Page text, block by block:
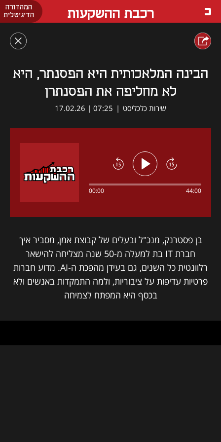
המהדורה
הדיגיטלית
רכבת ההשקעות
הבינה המלאכותית היא הפסנתר, היא
לא מחליפה את הפסנתרן
שירות כלכליסט |
07:25 | 17.02.26
44:00
00:00
בן פסטרנק, מנכ"ל ובעלים של קבוצת אמן, מסביר איך
חברת IT בת למעלה מ-50 שנה מצליחה להישאר
רלוונטית כל השנים, גם בעידן מהפכת ה-AI. מדוע חברות
פרטיות עדיפות על ציבוריות, ולמה התמקדות באנשים ולא
בכסף היא המפתח לצמיחה